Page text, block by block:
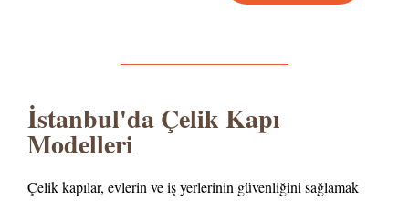
İstanbul'da Çelik Kapı
Modelleri
Çelik kapılar, evlerin ve iş yerlerinin güvenliğini sağlamak